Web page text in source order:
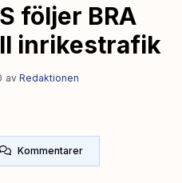
följer BRA
inrikestrafik
av Redaktionen
Kommentarer